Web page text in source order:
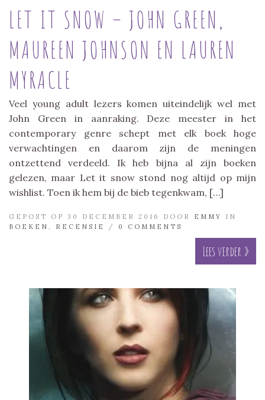
LET IT SNOW – JOHN GREEN,
MAUREEN JOHNSON EN LAUREN
MYRACLE
Veel young adult lezers komen uiteindelijk wel met
John Green in aanraking. Deze meester in het
contemporary genre schept met elk boek hoge
verwachtingen en daarom zijn de meningen
ontzettend verdeeld. Ik heb bijna al zijn boeken
gelezen, maar Let it snow stond nog altijd op mijn
wishlist. Toen ik hem bij de bieb tegenkwam, […]
GEPOST OP 30 DECEMBER 2016 DOOR EMMY
IN
BOEKEN
RECENSIE / 0 COMMENTS
Lees verder »